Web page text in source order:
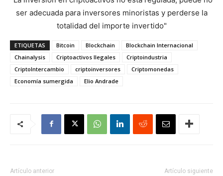
ser adecuada para inversores minoristas y perderse la
totalidad del importe invertido"
ETIQUETAS Bitcoin Blockchain
Blockchain Internacional
Chainalysis
Criptoactivos Ilegales
Criptoindustria
CriptoIntercambio
criptoinversores
Criptomonedas
Economía sumergida
Elio Andrade
Artículo anterior Artículo siguiente